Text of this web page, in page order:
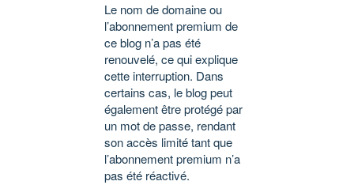
Le nom de domaine ou
l’abonnement premium de
ce blog n’a pas été
renouvelé, ce qui explique
cette interruption. Dans
certains cas, le blog peut
également être protégé par
un mot de passe, rendant
son accès limité tant que
l’abonnement premium n’a
pas été réactivé.